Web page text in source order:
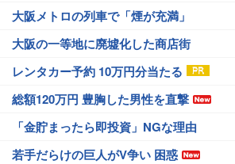
大阪メトロの列車で「煙が充満」
大阪の一等地に廃墟化した商店街
レンタカー予約 10万円分当たる
総額120万円 豊胸した男性を直撃
「金貯まったら即投資」NGな理由
若手だらけの巨人がV争い 困惑